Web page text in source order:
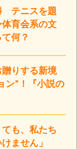
テニスを題
育会系の文
何？
りする新境
ン”！『小説の
ても、私たち
ません」